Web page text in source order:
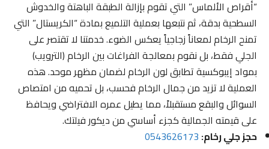
“أقراص الألماس” التي تقوم بإزالة الطبقة الباهتة والخدوش
السطحية بدقة، ثم نتبعها بعملية التلميع بمادة “الكريستال” التي
تمنح الرخام لمعاناً زجاجياً يعكس الضوء. خدمتنا لا تقتصر على
الجلي فقط، بل نقوم بمعالجة الفراغات بين الرخام (الترويب)
بمواد إيبوكسية تطابق لون الرخام لضمان مظهر موحد. هذه
العملية لا تزيد من جمال الرخام فحسب، بل تحميه من امتصاص
السوائل والبقع مستقبلاً، مما يطيل عمره الافتراضي ويحافظ
على قيمته الجمالية كجزء أساسي من ديكور فيلتك.
حجز جلي رخام: 0543626173